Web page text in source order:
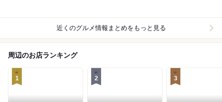
近くのグルメ情報まとめをもっと見る
周辺のお店ランキング
1 2 3